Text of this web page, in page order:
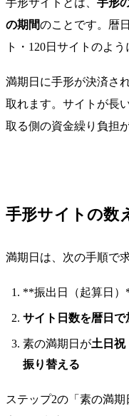
手形サイトとは、 手形
の期間のことです。暦
ト・120日サイトのよう
満期日に手形が決済さ
取れます。サイトが長
取る側の資金繰り負担
手形サイトの数
満期日は、次の手順で
**振出日（起算日）
サイト日数を暦日で
素の満期日が土日祝
振り替える
ステップ2の「素の満期